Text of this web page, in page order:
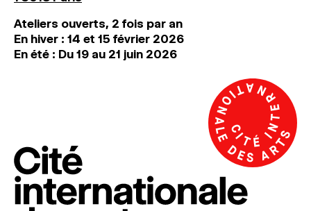
Ateliers ouverts, 2 fois par an
En hiver : 14 et 15 février 2026
En été : Du 19 au 21 juin 2026